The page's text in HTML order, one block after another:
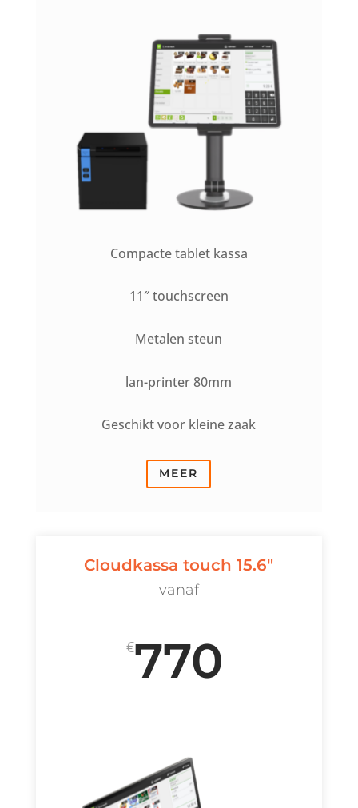
Compacte tablet kassa
11″ touchscreen
Metalen steun
lan-printer 80mm
Geschikt voor kleine zaak
MEER
Cloudkassa touch 15.6"
vanaf
€770